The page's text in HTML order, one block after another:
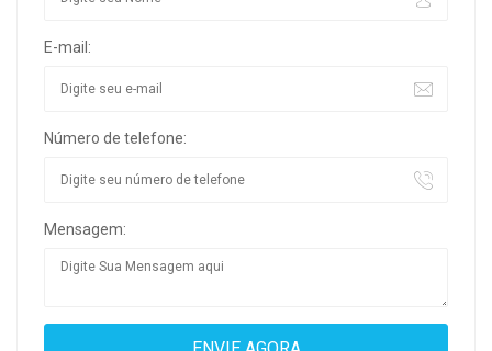
E-mail:
Número de telefone:
Mensagem: